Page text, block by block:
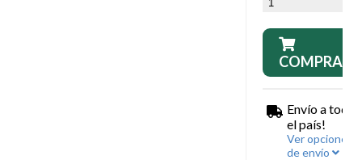
COMPRAR
Envío a todo
el país!
Ver opciones
de envío